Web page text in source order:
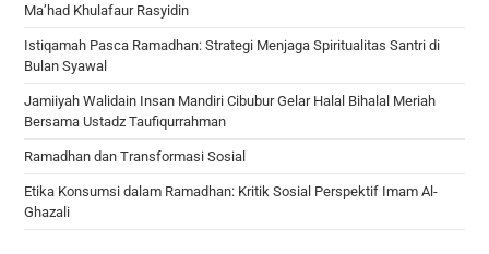
Ma’had Khulafaur Rasyidin
Istiqamah Pasca Ramadhan: Strategi Menjaga Spiritualitas Santri di
Bulan Syawal
Jamiiyah Walidain Insan Mandiri Cibubur Gelar Halal Bihalal Meriah
Bersama Ustadz Taufiqurrahman
Ramadhan dan Transformasi Sosial
Etika Konsumsi dalam Ramadhan: Kritik Sosial Perspektif Imam Al-
Ghazali